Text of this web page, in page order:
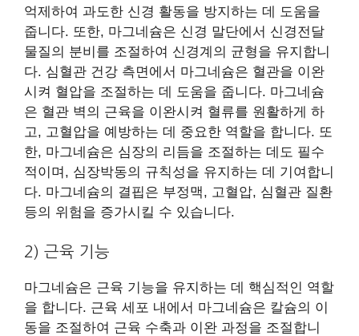
억제하여 과도한 신경 활동을 방지하는 데 도움을
줍니다. 또한, 마그네슘은 신경 말단에서 신경전달
물질의 분비를 조절하여 신경계의 균형을 유지합니
다. 심혈관 건강 측면에서 마그네슘은 혈관을 이완
시켜 혈압을 조절하는 데 도움을 줍니다. 마그네슘
은 혈관 벽의 근육을 이완시켜 혈류를 원활하게 하
고, 고혈압을 예방하는 데 중요한 역할을 합니다. 또
한, 마그네슘은 심장의 리듬을 조절하는 데도 필수
적이며, 심장박동의 규칙성을 유지하는 데 기여합니
다. 마그네슘의 결핍은 부정맥, 고혈압, 심혈관 질환
등의 위험을 증가시킬 수 있습니다.
2) 근육 기능
마그네슘은 근육 기능을 유지하는 데 핵심적인 역할
을 합니다. 근육 세포 내에서 마그네슘은 칼슘의 이
동을 조절하여 근육 수축과 이완 과정을 조절합니